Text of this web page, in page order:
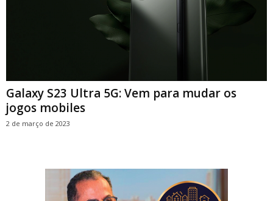
Galaxy S23 Ultra 5G: Vem para mudar os
jogos mobiles
2 de março de 2023